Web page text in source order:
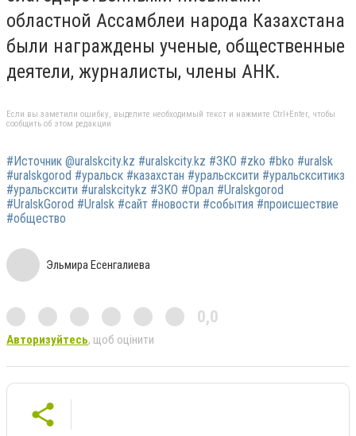
областной Ассамблеи народа Казахстана
были награждены ученые, общественные
деятели, журналисты, члены АНК.
Если вы заметили ошибку, выделите необходимый текст и нажмите Ctrl+Enter, чтобы
сообщить об этом редакции
#Источник @uralskcity.kz #uralskcity.kz #ЗКО #zko #bko #uralsk
#uralskgorod #уральск #казахстан #уральсксити #уральскситикз
#уральсксити #uralskcitykz #ЗКО #Орал #Uralskgorod
#UralskGorod #Uralsk #сайт #новости #события #происшествие
#общество
Эльмира Есенгалиева
0,0
Авторизуйтесь, щоб оцінити